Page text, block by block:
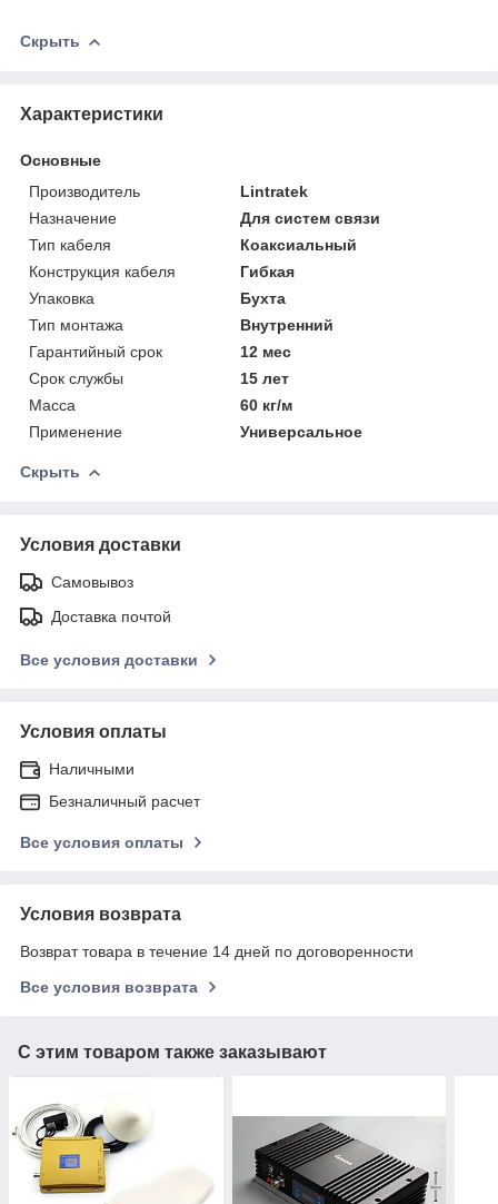
Скрыть
Характеристики
Основные
Производитель
Lintratek
Назначение
Для систем связи
Тип кабеля
Коаксиальный
Конструкция кабеля
Гибкая
Упаковка
Бухта
Тип монтажа
Внутренний
Гарантийный срок
12 мес
Срок службы
15 лет
Масса
60 кг/м
Применение
Универсальное
Скрыть
Условия доставки
Самовывоз
Доставка почтой
Все условия доставки
Условия оплаты
Наличными
Безналичный расчет
Все условия оплаты
Условия возврата
Возврат товара в течение 14 дней по договоренности
Все условия возврата
С этим товаром также заказывают